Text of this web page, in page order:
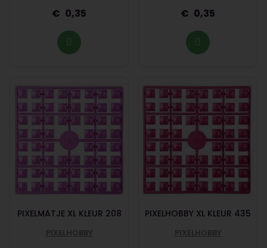
0,35 0,35
PIXELMATJE XL KLEUR 208
PIXELHOBBY
PIXELHOBBY XL KLEUR 435
PIXELHOBBY